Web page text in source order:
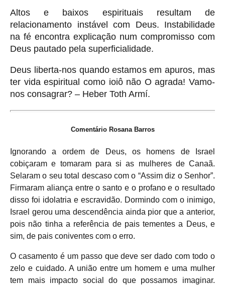
Altos e baixos espirituais resultam de
relacionamento instável com Deus. Instabilidade
na fé encontra explicação num compromisso com
Deus pautado pela superficialidade.
Deus liberta-nos quando estamos em apuros, mas
ter vida espiritual como ioiô não O agrada! Vamo-
nos consagrar? – Heber Toth Armí.
Comentário Rosana Barros
Ignorando a ordem de Deus, os homens de Israel
cobiçaram e tomaram para si as mulheres de Canaã.
Selaram o seu total descaso com o “Assim diz o Senhor”.
Firmaram aliança entre o santo e o profano e o resultado
disso foi idolatria e escravidão. Dormindo com o inimigo,
Israel gerou uma descendência ainda pior que a anterior,
pois não tinha a referência de pais tementes a Deus, e
sim, de pais coniventes com o erro.
O casamento é um passo que deve ser dado com todo o
zelo e cuidado. A união entre um homem e uma mulher
tem mais impacto social do que possamos imaginar.